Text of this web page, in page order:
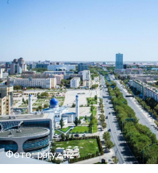
Фото: paryz.kz